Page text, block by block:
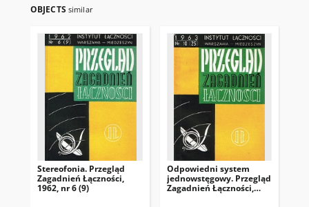
OBJECTS similar
Stereofonia. Przegląd
Zagadnień Łączności,
1962, nr 6 (9)
Odpowiedni system
jednowstęgowy. Przegląd
Zagadnień Łączności,